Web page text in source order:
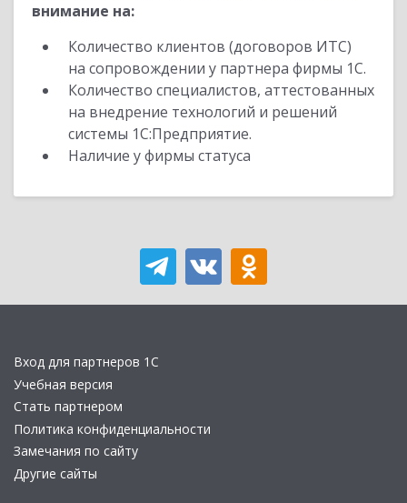
внимание на:
Количество клиентов (договоров ИТС)
на сопровождении у партнера фирмы 1С.
Количество специалистов, аттестованных
на внедрение технологий и решений
системы 1С:Предприятие.
Наличие у фирмы статуса
Вход для партнеров 1С
Учебная версия
Стать партнером
Политика конфиденциальности
Замечания по сайту
Другие сайты